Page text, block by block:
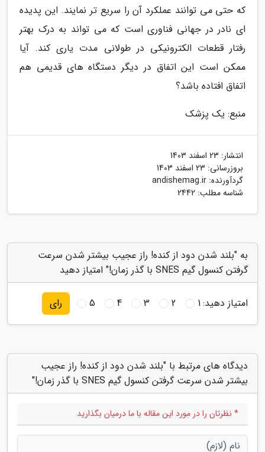
که حتی می توانند عملکرد آن را سریع تر نمایند. این پدیده
ای نادر در جهانی فناوری است که می تواند به درک بهتر
رفتار قطعات الکترونیکی در طولانی مدت یاری کند. آیا
ممکن است این اتفاق در دیگر دستگاه های قدیمی هم
اتفاق افتاده باشد؟
منبع: یک پزشک
انتشار: 23 اسفند 1403
بروزرسانی: 23 اسفند 1403
گردآورنده: andishemag.ir
شناسه مطلب: 2442
به "بلند شدن دود از کنده! راز عجیب بیشتر شدن سرعت
گرفتن کنسول گیم SNES با گذر زمان!" امتیاز دهید
امتیاز دهید:1
2
3
4
5 رای
دیدگاه های مرتبط با "بلند شدن دود از کنده! راز عجیب
بیشتر شدن سرعت گرفتن کنسول گیم SNES با گذر زمان!"
* نظرتان را در مورد این مقاله با ما درمیان بگذارید